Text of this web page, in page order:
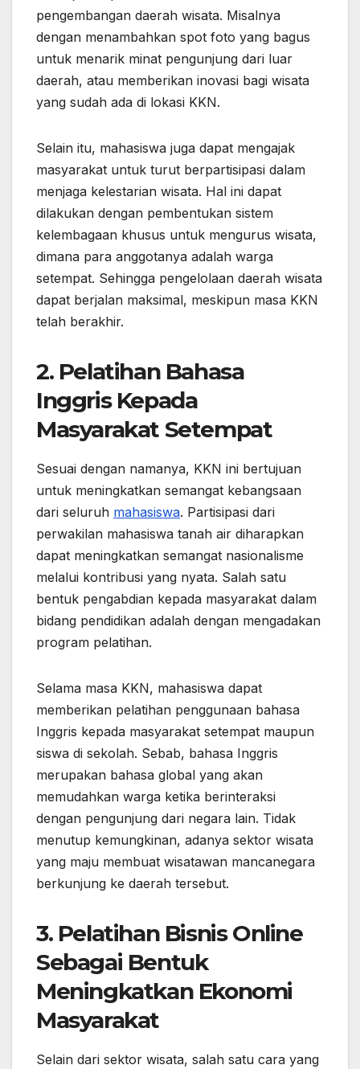
pengembangan daerah wisata. Misalnya
dengan menambahkan spot foto yang bagus
untuk menarik minat pengunjung dari luar
daerah, atau memberikan inovasi bagi wisata
yang sudah ada di lokasi KKN.
Selain itu, mahasiswa juga dapat mengajak
masyarakat untuk turut berpartisipasi dalam
menjaga kelestarian wisata. Hal ini dapat
dilakukan dengan pembentukan sistem
kelembagaan khusus untuk mengurus wisata,
dimana para anggotanya adalah warga
setempat. Sehingga pengelolaan daerah wisata
dapat berjalan maksimal, meskipun masa KKN
telah berakhir.
2. Pelatihan Bahasa
Inggris Kepada
Masyarakat Setempat
Sesuai dengan namanya, KKN ini bertujuan
untuk meningkatkan semangat kebangsaan
dari seluruh mahasiswa. Partisipasi dari
perwakilan mahasiswa tanah air diharapkan
dapat meningkatkan semangat nasionalisme
melalui kontribusi yang nyata. Salah satu
bentuk pengabdian kepada masyarakat dalam
bidang pendidikan adalah dengan mengadakan
program pelatihan.
Selama masa KKN, mahasiswa dapat
memberikan pelatihan penggunaan bahasa
Inggris kepada masyarakat setempat maupun
siswa di sekolah. Sebab, bahasa Inggris
merupakan bahasa global yang akan
memudahkan warga ketika berinteraksi
dengan pengunjung dari negara lain. Tidak
menutup kemungkinan, adanya sektor wisata
yang maju membuat wisatawan mancanegara
berkunjung ke daerah tersebut.
3. Pelatihan Bisnis Online
Sebagai Bentuk
Meningkatkan Ekonomi
Masyarakat
Selain dari sektor wisata, salah satu cara yang